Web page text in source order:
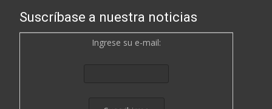
Suscríbase a nuestra noticias
Ingrese su e-mail: